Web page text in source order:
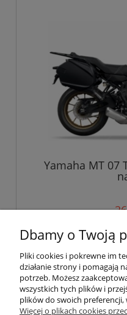
Yamaha MT 07
do
Dbamy o Twoją
Pliki cookies i pokrewne im
działanie strony i pomagają
potrzeb. Możesz
wszystkich tych plików i
plików do swoich
Więcej o plikach cookies